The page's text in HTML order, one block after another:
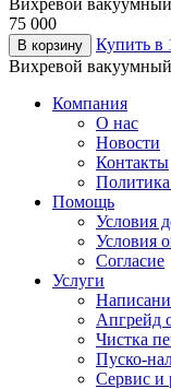
75 000
В корзину
Купить в
Вихревой
Компания
О нас
Новости
Контакты
Помощь
Условия
Условия
Согласие
Услуги
Апгрейд
Чистка
Пуско-
Сервис и